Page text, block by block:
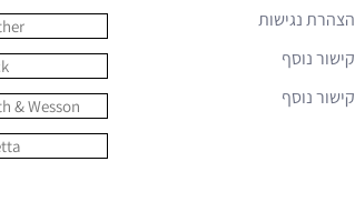
& Wesson
הצהרת נגישות
קישור נוסף
קישור נוסף